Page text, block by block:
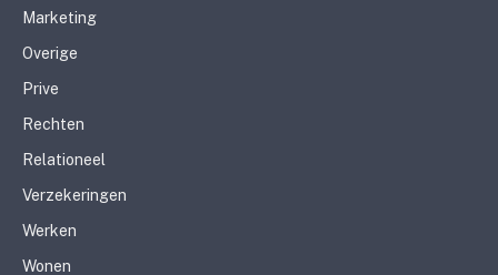
Marketing
Overige
Prive
Rechten
Relationeel
Verzekeringen
Werken
Wonen